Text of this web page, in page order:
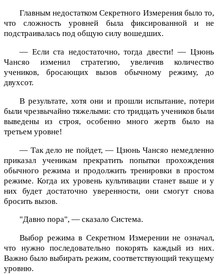
Главным недостатком Секретного Измерения было то,
что сложность уровней была фиксированной и не
подстраивалась под общую силу вошедших.
— Если ста недостаточно, тогда двести! — Цзюнь
Чансяо изменил стратегию, увеличив количество
учеников, бросающих вызов обычному режиму, до
двухсот.
В результате, хотя они и прошли испытание, потери
были чрезвычайно тяжелыми: сто тридцать учеников были
выведены из строя, особенно много жертв было на
третьем уровне!
— Так дело не пойдет, — Цзюнь Чансяо немедленно
приказал ученикам прекратить попытки прохождения
обычного режима и продолжить тренировки в простом
режиме. Когда их уровень культивации станет выше и у
них будет достаточно уверенности, они смогут снова
бросить вызов.
"Давно пора", — сказало Система.
Выбор режима в Секретном Измерении не означал,
что нужно последовательно покорять каждый из них.
Важно было выбирать режим, соответствующий текущему
уровню.